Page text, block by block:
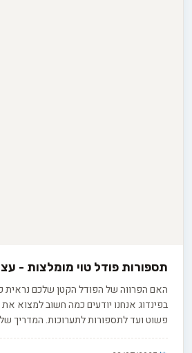
תספורות פודל טוי מומלצות -
האם הפרווה של הפודל הקטן שלכם נראית
בפינדוג אנחנו יודעים כמה חשוב למצוא
פשוט ועד לתספורות לתערוכות. המדריך
הכלב שלכם בריא, יפה ומוכן לכל תמונת